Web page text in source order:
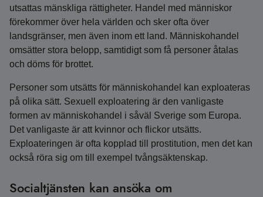
utsattas mänskliga rättigheter. Handel med människor
förekommer över hela världen och sker ofta över
landsgränser, men även inom ett land. Människohandel
omsätter stora belopp, samtidigt som få personer åtalas
och döms för brottet.
Personer som utsätts för människohandel kan exploateras
på olika sätt. Sexuell exploatering är den vanligaste
formen av människohandel i såväl Sverige som Europa.
Det vanligaste är att kvinnor och flickor utsätts.
Exploateringen är ofta kopplad till prostitution, men det kan
också röra sig om till exempel tvångsäktenskap.
Socialtjänsten kan ansöka om